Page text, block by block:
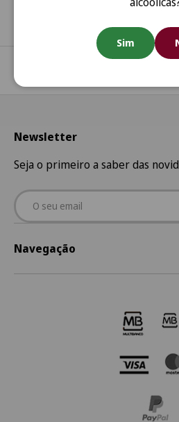
Sim
Newsletter
Seja o primeiro a saber das
Email
Navegação